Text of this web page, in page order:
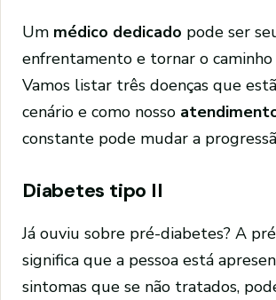
Um médico dedicado pode ser
enfrentamento e tornar o caminho
Vamos listar três doenças que
cenário e como nosso
constante pode mudar a
Diabetes tipo II
Já ouviu sobre pré-diabetes? A
significa que a pessoa está
sintomas que se não tratados,